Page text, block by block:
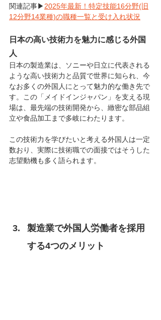
関連記事▶2025年最新！特定技能16分野(旧
12分野14業種)の職種一覧と受け入れ状況
日本の高い技術力を魅力に感じる外国
人
日本の製造業は、ソニーや日立に代表される
ような高い技術力と品質で世界に知られ、今
なお多くの外国人にとって魅力的な働き先で
す。この「メイドインジャパン」を支える現
場は、最先端の技術開発から、緻密な部品組
立や食品加工まで多岐にわたります。
この技術力を学びたいと考える外国人は一定
数おり、実際に技術職での面接ではそうした
志望動機も多く語られます。
製造業で外国人労働者を採用
する4つのメリット